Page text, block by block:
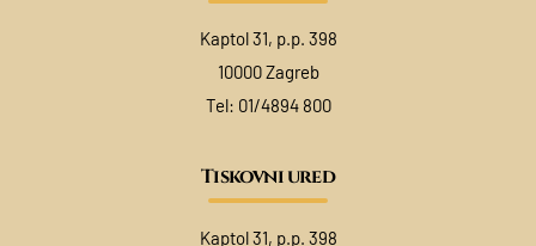
Kaptol 31, p.p. 398
10000 Zagreb
Tel: 01/4894 800
Tiskovni ured
Kaptol 31, p.p. 398